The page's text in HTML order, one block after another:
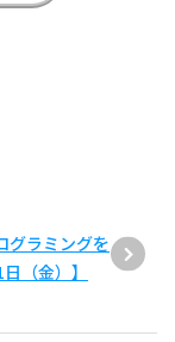
グラミングを
（金）】